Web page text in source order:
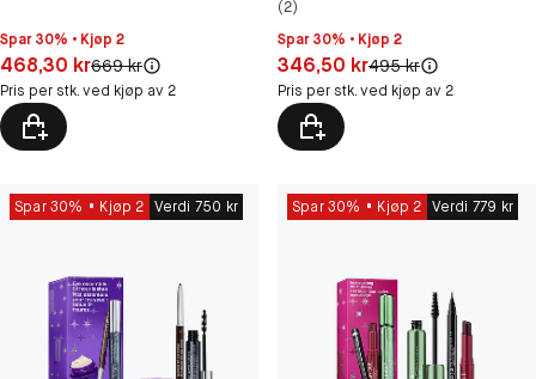
Spar 30% • Kjøp 2
Pris: 468,30 kr
468,30 krOriginal pris:
669 kr
Pris per stk. ved kjøp av 2
(2)
Spar 30% • Kjøp 2
Pris: 346,50 kr
346,50 krOriginal pris:
495 kr
Pris per stk. ved kjøp av 2
Spar 30% Kjøp 2 Verdi 750 kr Spar 30% Kjøp 2 Verdi 779 kr